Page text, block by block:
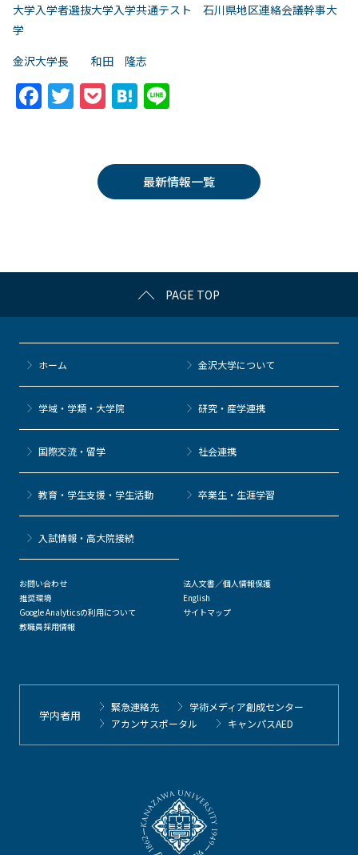
大学入学者選抜大学入学共通テスト 石川県地区連絡会議幹事大
学
金沢大学長 和田 隆志
F
k
T
er
P
k
et
H
n
a
最新情報一覧
PAGE TOP
ホーム 金沢大学について
学域・学類・大学院 研究・産学連携
国際交流・留学 社会連携
教育・学生支援・学生活動 卒業生・生涯学習
⼊試情報・高大院接続
お問い合わせ
推奨環境
Google Analyticsの利用について
教職員採用情報
法人文書／個人情報保護
English
サイトマップ
学内者用
緊急連絡先
学術メディア創成センター
アカンサスポータル
キャンパスAED